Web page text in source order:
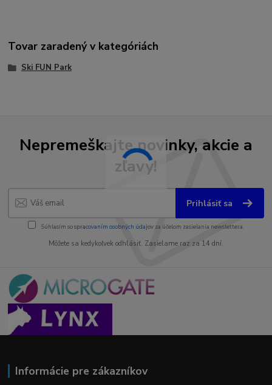
Tovar zaradený v kategóriách
Ski FUN Park
Nepremeškajte novinky, akcie a
zľavy!
Prihlásiť sa
Súhlasím sospracovaním osobných údajov za účelom zasielania newslettera.
Môžete sa kedykoľvek odhlásiť. Zasielame raz za 14 dní.
Informácie pre zákazníkov